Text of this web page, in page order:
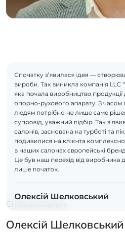
Спочатку з’явилася ідея —
вироби. Так виникла компанія LLC
яка почала виробництво продукції
опорно-рухового апарату. З
людям потрібно не лише саме
супровід, уважний підбір. Так
салонів, заснована на турботі та
подивилися на клієнта
в наших салонах європейські
Це був наш перехід від виробника
лише початок.
Олексій Шелковський
Співзасновник
Олексій Шелковський